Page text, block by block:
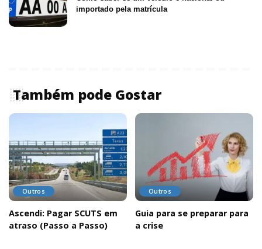
importado pela matrícula
Também pode Gostar
Outros
Ascendi: Pagar SCUTS em
atraso (Passo a Passo)
Outros
Guia para se preparar para
a crise